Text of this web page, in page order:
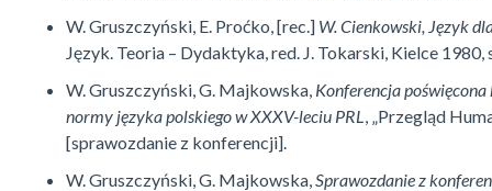
W. Gruszczyński, E. Proćko, [rec.] W. Cienkowski, Język
Język. Teoria – Dydaktyka, red. J. Tokarski, Kielce 1980,
W. Gruszczyński, G. Majkowska, Konferencja poświęcona
normy języka polskiego w XXXV-leciu PRL
, „Przegląd
[sprawozdanie z konferencji].
W. Gruszczyński, G. Majkowska, Sprawozdanie z